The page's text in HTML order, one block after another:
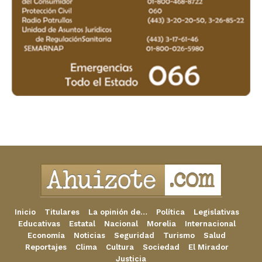
Inicio Titulares La opinión de… Política
Legislativas
Educativas
Estatal Nacional Morelia
Internacional
Economía
Noticias Seguridad Turismo
Salud
Reportajes
Clima Cultura Sociedad
El Mirador
Justicia